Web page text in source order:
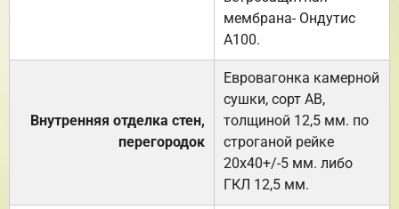
мембрана- Ондутис
А100.
Внутренняя отделка стен,
перегородок
Евровагонка камерной
сушки, сорт АВ,
толщиной 12,5 мм. по
строганой рейке
20х40+/-5 мм. либо
ГКЛ 12,5 мм.